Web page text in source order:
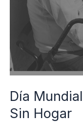
Día
Sin Hogar